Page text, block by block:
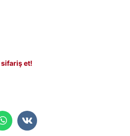
sifariş et!